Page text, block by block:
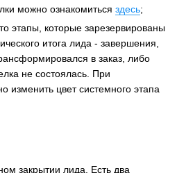
можно ознакомиться здесь;
этапы, которые зарезервированы
итога лида - завершения,
в заказ, либо
не состоялась. При
изменить цвет системного этапа
закрытии лида. Есть два